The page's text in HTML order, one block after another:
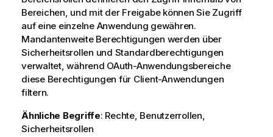
Bereichen, und mit der Freigabe können Sie Zugriff
auf eine einzelne Anwendung gewähren.
Mandantenweite Berechtigungen werden über
Sicherheitsrollen und Standardberechtigungen
verwaltet, während OAuth-Anwendungsbereiche
diese Berechtigungen für Client-Anwendungen
filtern.
Ähnliche Begriffe: Rechte, Benutzerrollen,
Sicherheitsrollen